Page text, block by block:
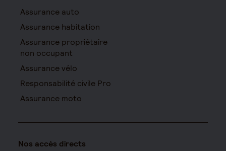
Assurance auto
Assurance habitation
Assurance propriétaire
non occupant
Assurance vélo
Responsabilité civile Pro
Assurance moto
Nos accès directs